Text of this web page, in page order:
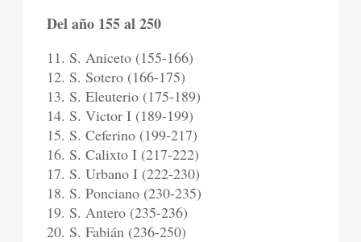
Del año 155 al 250
11. S. Aniceto (155-166)
12. S. Sotero (166-175)
13. S. Eleuterio (175-189)
14. S. Victor I (189-199)
15. S. Ceferino (199-217)
16. S. Calixto I (217-222)
17. S. Urbano I (222-230)
18. S. Ponciano (230-235)
19. S. Antero (235-236)
20. S. Fabián (236-250)